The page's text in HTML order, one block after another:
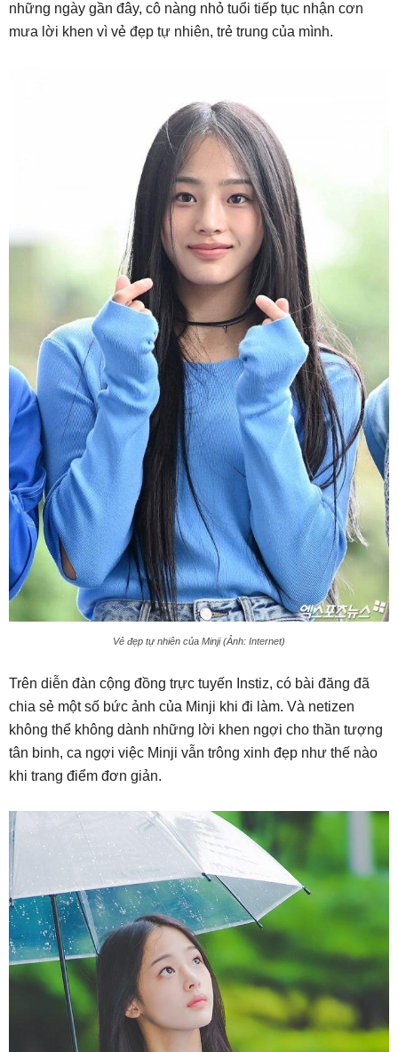
những ngày gần đây, cô nàng nhỏ tuổi tiếp tục nhận cơn
mưa lời khen vì vẻ đẹp tự nhiên, trẻ trung của mình.
Vẻ đẹp tự nhiên của Minji (Ảnh: Internet)
Trên diễn đàn cộng đồng trực tuyến Instiz, có bài đăng đã
chia sẻ một số bức ảnh của Minji khi đi làm. Và netizen
không thể không dành những lời khen ngợi cho thần tượng
tân binh, ca ngợi việc Minji vẫn trông xinh đẹp như thế nào
khi trang điểm đơn giản.